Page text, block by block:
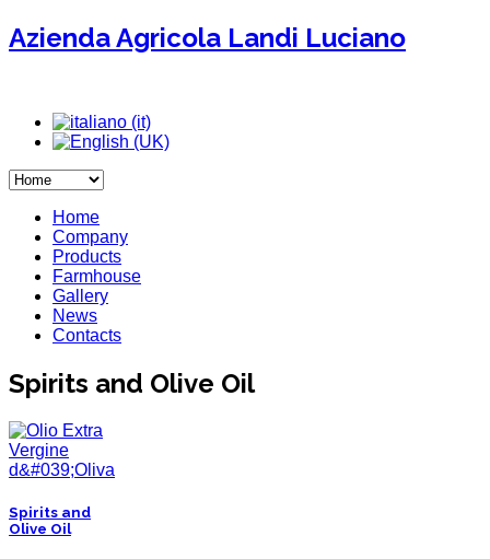
Azienda Agricola Landi Luciano
Home
Company
Products
Farmhouse
Gallery
News
Contacts
Spirits and Olive Oil
Spirits and
Olive Oil